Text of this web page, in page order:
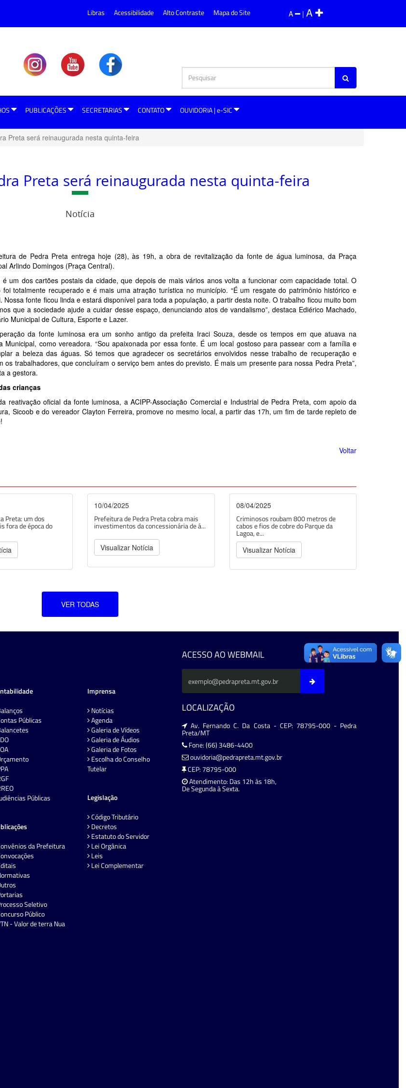
A | A
Libras Acessibilidade Alto Contraste Mapa do Site
PUBLICAÇÕES SECRETARIAS CONTATO OUVIDORIA | e-SIC
Preta será reinaugurada nesta quinta-feira
Preta será reinaugurada nesta quinta-feira
Notícia
de Pedra Preta entrega hoje (28), às 19h, a obra de revitalização da fonte de água luminosa, da Praça
Arlindo Domingos (Praça Central).
é um dos cartões postais da cidade, que depois de mais vários anos volta a funcionar com capacidade total. O
foi totalmente recuperado e é mais uma atração turística no município. “É um resgate do patrimônio histórico e
Nossa fonte ficou linda e estará disponível para toda a população, a partir desta noite. O trabalho ficou muito bom
que a sociedade ajude a cuidar desse espaço, denunciando atos de vandalismo”, destaca Ediérico Machado,
Municipal de Cultura, Esporte e Lazer.
da fonte luminosa era um sonho antigo da prefeita Iraci Souza, desde os tempos em que atuava na
Municipal, como vereadora. “Sou apaixonada por essa fonte. É um local gostoso para passear com a família e
a beleza das águas. Só temos que agradecer os secretários envolvidos nesse trabalho de recuperação e
os trabalhadores, que concluíram o serviço bem antes do previsto. É mais um presente para nossa Pedra Preta”,
a gestora.
crianças
reativação oficial da fonte luminosa, a ACIPP-Associação Comercial e Industrial de Pedra Preta, com apoio da
Sicoob e do vereador Clayton Ferreira, promove no mesmo local, a partir das 17h, um fim de tarde repleto de
Voltar
Preta: um dos
fora de época do
10/04/2025
Prefeitura de Pedra Preta cobra mais
investimentos da concessionária de á...
Visualizar Notícia
08/04/2025
Criminosos roubam 800 metros de
cabos e fios de cobre do Parque da
Lagoa, e...
Visualizar Notícia
VER TODAS
Públicas
Públicas
da Prefeitura
Seletivo
Público
- Valor de terra Nua
Imprensa
Notícias
Agenda
Galeria de Vídeos
Galeria de Áudios
Galeria de Fotos
Escolha do Conselho
Tutelar
Legislação
Código Tributário
Decretos
Estatuto do Servidor
Lei Orgânica
Leis
Lei Complementar
ACESSO AO WEBMAIL
LOCALIZAÇÃO
Av. Fernando C. Da Costa - CEP: 78795-000 - Pedra
Preta/MT
Fone: (66) 3486-4400
ouvidoria@pedrapreta.mt.gov.br
CEP: 78795-000
Atendimento: Das 12h às 18h,
De Segunda à Sexta.